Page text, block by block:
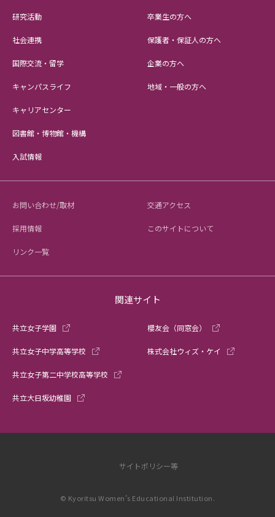
研究活動
社会連携
国際交流・留学
キャンパスライフ
キャリアセンター
図書館・博物館・機構
入試情報
卒業生の方へ
保護者・保証人の方へ
企業の方へ
地域・一般の方へ
お問い合わせ/取材 交通アクセス
採用情報 このサイトについて
リンク一覧
関連サイト
共立女子学園
共立女子中学高等学校
共立女子第二中学校高等学校
共立大日坂幼稚園
櫻友会（同窓会）
株式会社ウィズ・ケイ
© Kyoritsu Women’s Educational Institution.
サイトポリシー等